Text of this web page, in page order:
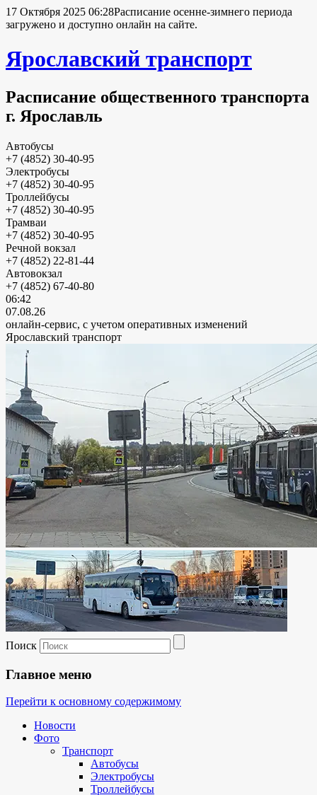
17 Октября 2025 06:28Расписание осенне-зимнего периода
загружено и доступно онлайн на сайте.
Ярославский транспорт
Расписание общественного транспорта
г. Ярославль
Автобусы
+7 (4852) 30-40-95
Электробусы
+7 (4852) 30-40-95
Троллейбусы
+7 (4852) 30-40-95
Трамваи
+7 (4852) 30-40-95
Речной вокзал
+7 (4852) 22-81-44
Автовокзал
+7 (4852) 67-40-80
06:42
07.08.26
онлайн-сервис, с учетом оперативных изменений
Ярославский транспорт
Поиск
Главное меню
Перейти к основному содержимому
Новости
Фото
Транспорт
Автобусы
Электробусы
Троллейбусы